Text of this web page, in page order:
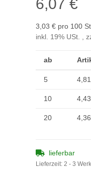
6,07 €
3,03 € pro 100
inkl. 19% USt. ,
ab
5
10
20
lieferbar
Lieferzeit: 2 - 3